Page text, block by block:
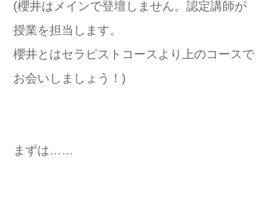
(櫻井はメインで登壇しません。認定講師が
授業を担当します。
櫻井とはセラピストコースより上のコースで
お会いしましょう！)
まずは……